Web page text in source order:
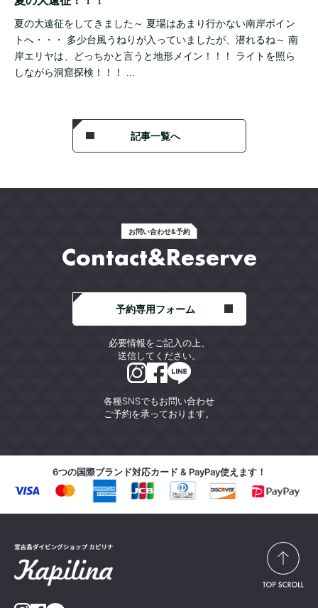
夏の大遠征をしてきました～ 夏場はあまり行かない南岸ポイン
トへ・・・ 多少台風うねりが入っていましたが、潜れるね～ 南
岸エリヤは、どっちかと言うと地形メイン！！！ ライトを照ら
しながら洞窟探検！！！ …
記事一覧へ
お問い合わせ&予約
Contact&Reserve
各種SNSでもお問い合わせ
ご予約を承っております。
予約専用フォーム
必要情報をご記入の上、
送信してください。
6つの国際ブランド対応カード & PayPay使えます！